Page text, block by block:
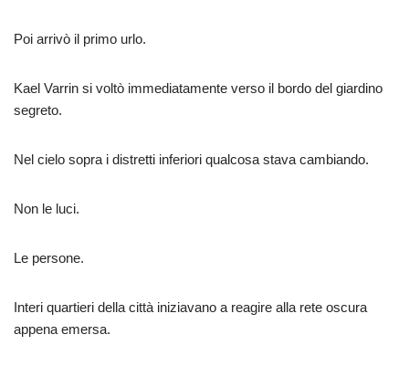
Poi arrivò il primo urlo.
Kael Varrin si voltò immediatamente verso il bordo del giardino
segreto.
Nel cielo sopra i distretti inferiori qualcosa stava cambiando.
Non le luci.
Le persone.
Interi quartieri della città iniziavano a reagire alla rete oscura
appena emersa.